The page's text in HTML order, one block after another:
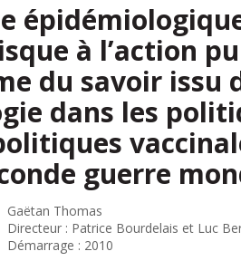
à l’action
du savoir issu
dans les
guerre
Gaëtan Thomas
Directeur : Patrice Bourdelais et Luc
Démarrage : 2010